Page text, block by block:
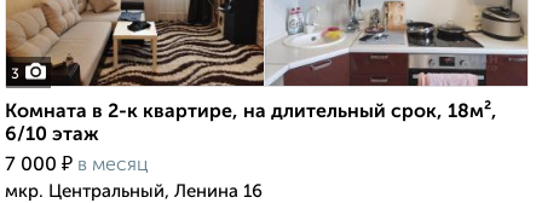
3
Комната в 2-к квартире, на длительный срок, 18м²,
6/10 этаж
7 000 ₽ в месяц
мкр. Центральный, Ленина 16